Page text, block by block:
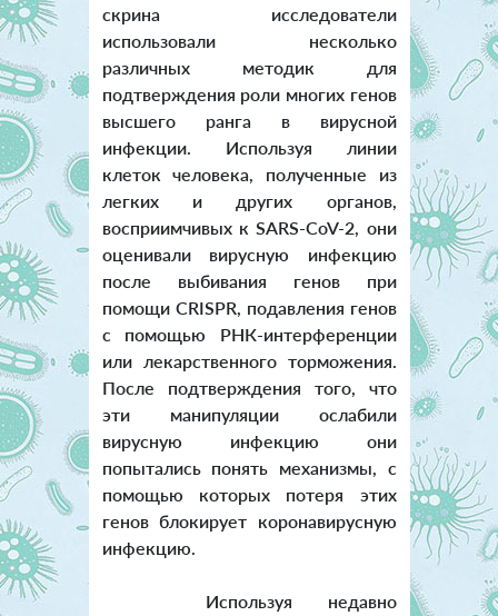
скрина исследователи
использовали несколько
различных методик для
подтверждения роли многих генов
высшего ранга в вирусной
инфекции. Используя линии
клеток человека, полученные из
легких и других органов,
восприимчивых к SARS-CoV-2, они
оценивали вирусную инфекцию
после выбивания генов при
помощи CRISPR, подавления генов
с помощью РНК-интерференции
или лекарственного торможения.
После подтверждения того, что
эти манипуляции ослабили
вирусную инфекцию они
попытались понять механизмы, с
помощью которых потеря этих
генов блокирует коронавирусную
инфекцию.
Используя недавно